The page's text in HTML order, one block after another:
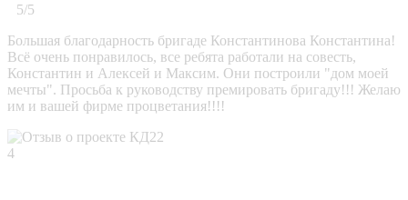
5/5
Большая благодарность бригаде Константинова Константина!
Всё очень понравилось, все ребята работали на совесть,
Константин и Алексей и Максим. Они построили "дом моей
мечты". Просьба к руководству премировать бригаду!!! Желаю
им и вашей фирме процветания!!!!
4